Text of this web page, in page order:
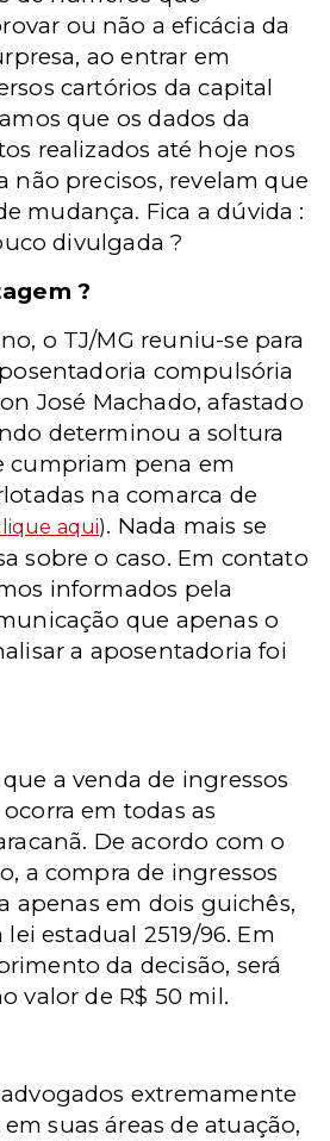
ou não a eficácia da
ao entrar em
cartórios da capital
que os dados da
realizados até hoje nos
não precisos, revelam que
mudança. Fica a dúvida :
divulgada ?
?
o TJ/MG reuniu-se para
compulsória
José Machado, afastado
determinou a soltura
cumpriam pena em
na comarca de
aqui). Nada mais se
sobre o caso. Em contato
informados pela
que apenas o
a aposentadoria foi
a venda de ingressos
em todas as
De acordo com o
a compra de ingressos
apenas em dois guichês,
estadual 2519/96. Em
da decisão, será
valor de R$ 50 mil.
extremamente
suas áreas de atuação,